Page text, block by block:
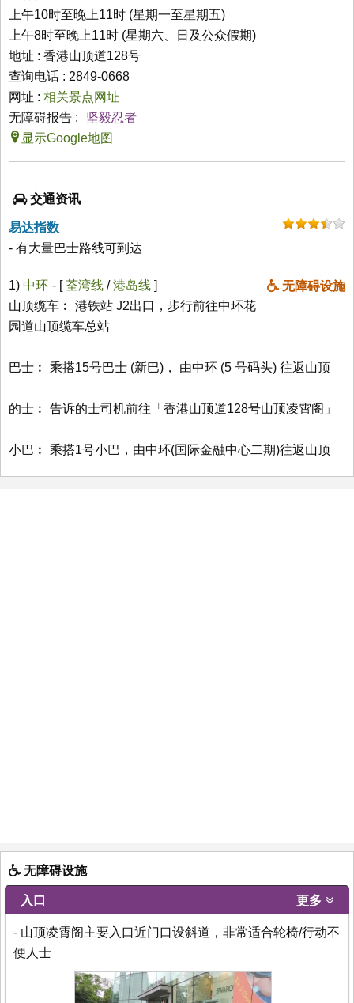
上午10时至晚上11时 (星期一至星期五)
上午8时至晚上11时 (星期六、日及公众假期)
地址 : 香港山顶道128号
查询电话 : 2849-0668
网址 : 相关景点网址
无障碍报告 :
坚毅忍者
显示Google地图
交通资讯
易达指数
- 有大量巴士路线可到达
1) 中环 无障碍设施
- [荃湾线 /港岛线 ]
山顶缆车︰ 港铁站 J2出口，步行前往中环花
园道山顶缆车总站
巴士︰ 乘搭15号巴士 (新巴)， 由中环 (5 号码头) 往返山顶
的士︰ 告诉的士司机前往「香港山顶道128号山顶凌霄阁」
小巴︰ 乘搭1号小巴，由中环(国际金融中心二期)往返山顶
无障碍设施
入口 更多
- 山顶凌霄阁主要入口近门口设斜道，非常适合轮椅/行动不
便人士